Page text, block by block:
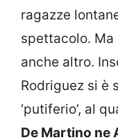
ragazze
spettacolo. Ma
anche altro.
Rodriguez si è
‘putiferio’, al
De Martino ne